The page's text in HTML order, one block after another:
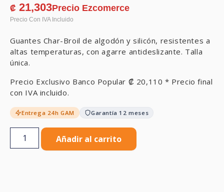
₡ 21,303
Guantes Char-Broil de algodón y silicón, resistentes a
altas temperaturas, con agarre antideslizante. Talla
única.
Precio Exclusivo Banco Popular ₡ 20,110 * Precio final
con IVA incluido.
Entrega 24h GAM Garantía 12 meses
Añadir al carrito